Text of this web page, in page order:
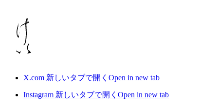
X.com 新しいタブで開く Open in new tab
Instagram 新しいタブで開く Open in new tab